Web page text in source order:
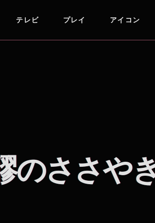
テレビ プレイ アイコン
のささや